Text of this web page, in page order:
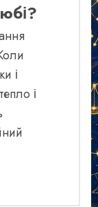
і
і